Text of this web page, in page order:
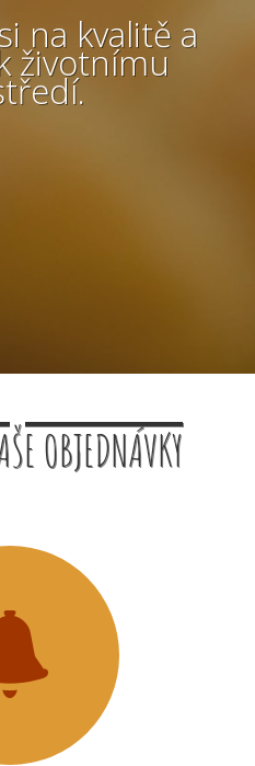
na kvalitě a
životnímu
OBJEDNÁVKY